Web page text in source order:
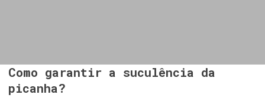
Como garantir a suculência da
picanha?